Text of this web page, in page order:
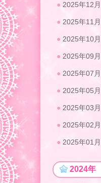
2025年12月
2025年11月
2025年10月
2025年09月
2025年07月
2025年05月
2025年03月
2025年02月
2025年01月
2024年